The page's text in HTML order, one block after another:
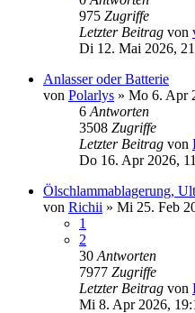
975 Zugriffe
Letzter Beitrag von
Di 12. Mai 2026,
Anlasser oder Batterie
von Polarlys » Mo 6. Apr
6 Antworten
3508 Zugriffe
Letzter Beitrag von
Do 16. Apr 2026,
Ölschlammablagerung,
von Richii » Mi 25. Feb
1
2
30 Antworten
7977 Zugriffe
Letzter Beitrag von
Mi 8. Apr 2026,